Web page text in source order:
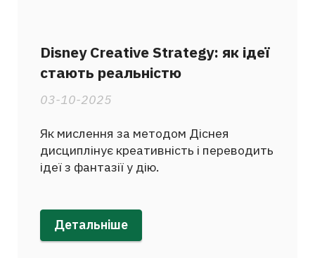
Disney Creative Strategy: як ідеї
стають реальністю
03-10-2025
Як мислення за методом Діснея
дисциплінує креативність і переводить
ідеї з фантазії у дію.
Детальніше